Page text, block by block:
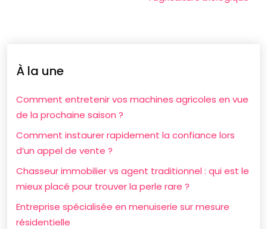
À la une
Comment entretenir vos machines agricoles en vue
de la prochaine saison ?
Comment instaurer rapidement la confiance lors
d’un appel de vente ?
Chasseur immobilier vs agent traditionnel : qui est le
mieux placé pour trouver la perle rare ?
Entreprise spécialisée en menuiserie sur mesure
résidentielle